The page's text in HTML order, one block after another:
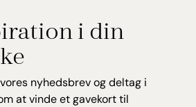
i din
nyhedsbrev og deltag i
at vinde et gavekort til